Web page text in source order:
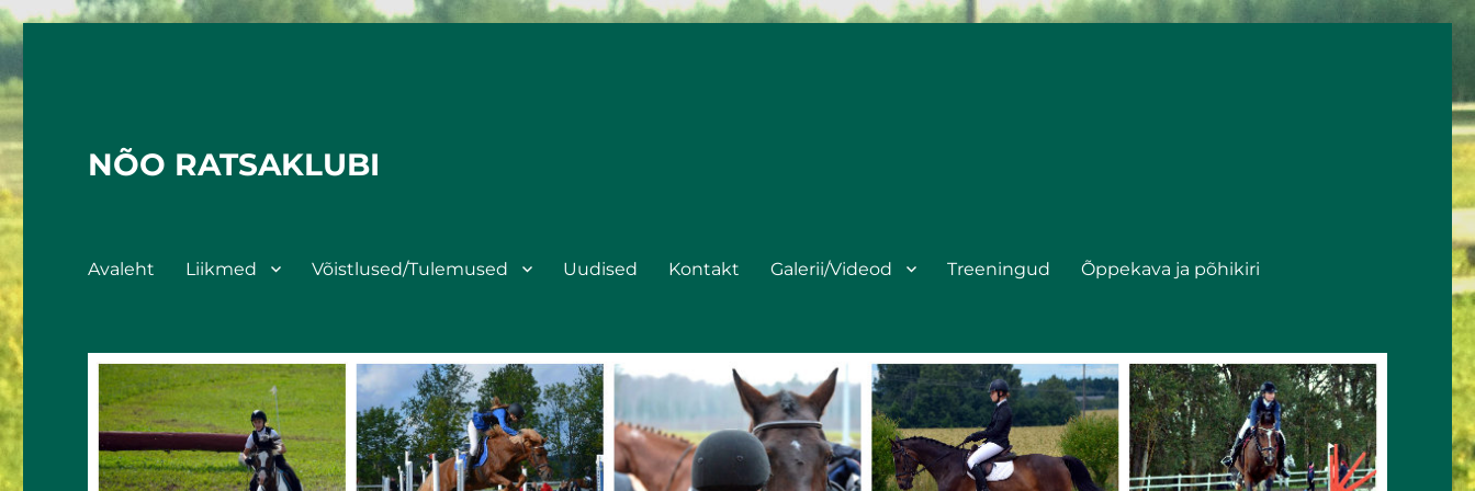
NÕO RATSAKLUBI
Avaleht Liikmed Võistlused/Tulemused Uudised Kontakt Galerii/Videod Treeningud Õppekava ja põhikiri